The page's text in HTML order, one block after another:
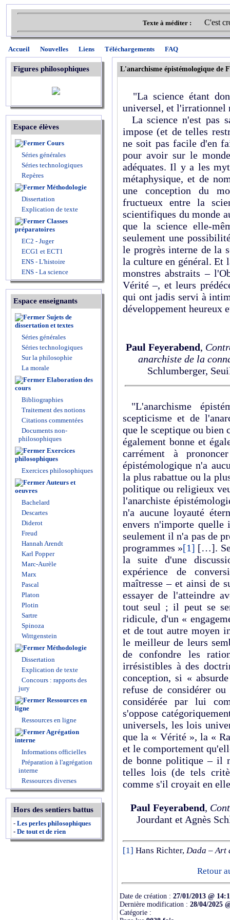
Texte à méditer : C'est
Accueil Nouvelles Liens Téléchargements FAQ
Figures philosophiques
Espace élèves
Cours
Séries générales
Séries technologiques
Repères
Méthodologie
Dissertation
Explication de texte
Classes
préparatoires
EC2 - Juger
ECG1 et ECT1
ENS - L'histoire
ENS - La science
Espace enseignants
Sujets de
dissertation et textes
Séries générales
Séries technologiques
Sur la philosophie
La morale
Elaboration des
cours
Bibliographies
Traitement des notions
Citations commentées
Documents non-
philosophiques
Exercices
philosophiques
Exercices philosophiques
Auteurs et
oeuvres
Bachelard
Descartes
Diderot
Freud
Hannah Arendt
Karl Popper
Marc-Aurèle
Marx
Pascal
Platon
Plotin
Sartre
Spinoza
Wittgenstein
Méthodologie
Dissertation
Explication de texte
Concours : rapports des
jury
Ressources en
ligne
Ressources en ligne
Agrégation
interne
Informations officielles
Préparation à l'agrégation
interne
Ressources diverses
Hors des sentiers battus
- Les perles philosophiques
- De tout et de rien
L'anarchisme épistémologique de
"La science étant
universel, et
La science n'est pas
impose (et de telles
ne soit pas facile d'en
pour avoir sur le
adéquates. Il y a les
métaphysique, et de
une conception du
fructueux entre la
scientifiques du monde
que la science elle-
seulement une
le progrès interne de la
la culture en général. Et
monstres abstraits –
Vérité –, et leurs
qui ont jadis servi à
développement heureux
Paul Feyerabend,
anarchiste de la
Schlumberger,
"L'anarchisme
scepticisme et de
que le sceptique ou bien
également bonne et
carrément à
épistémologique n'a
la plus rabattue ou la
politique ou religieux
l'anarchiste
n'a aucune loyauté
envers n'importe
seulement il n'a pas de
programmes »[1] […].
la suite d'une
expérience de
maîtresse – et ainsi de
essayer de l'atteindre
tout seul ; il peut se
ridicule, d'un «
et de tout autre moyen
le meilleur de leurs
de confondre les
irrésistibles à des
conception, si «
refuse de considérer
considérée par lui
s'oppose
universels, les lois
que la « Vérité », la «
et le comportement
de bonne politique – il
telles lois (de tels
comme s'il croyait en
Paul Feyerabend,
Jourdant et Agnès
[1] Hans Richter, Dada – Art
Retour
Date de création : 27/01/2013 @
Dernière modification : 28/04/2025
Catégorie :